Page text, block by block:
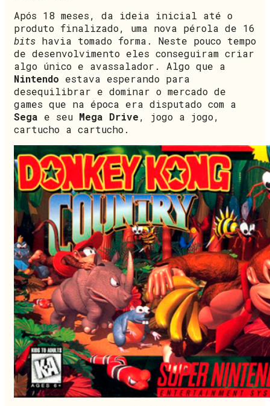
Após 18 meses, da ideia inicial até o
produto finalizado, uma nova pérola de 16
bits havia tomado forma. Neste pouco tempo
de desenvolvimento eles conseguiram criar
algo único e avassalador. Algo que a
Nintendo estava esperando para
desequilibrar e dominar o mercado de
games que na época era disputado com a
Sega e seu Mega Drive, jogo a jogo,
cartucho a cartucho.